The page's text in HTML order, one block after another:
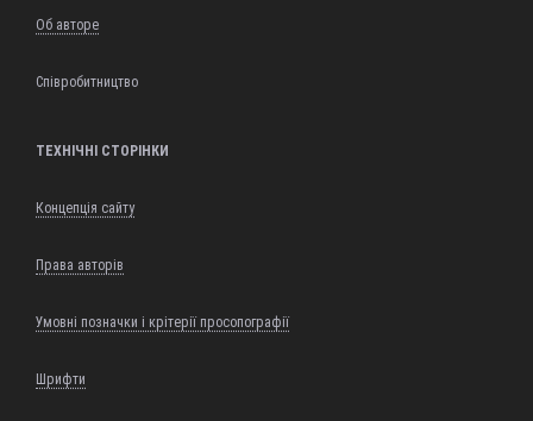
Об авторе
Співробитництво
ТЕХНІЧНІ СТОРІНКИ
Концепція сайту
Права авторів
Умовні позначки і крітерії просопографії
Шрифти